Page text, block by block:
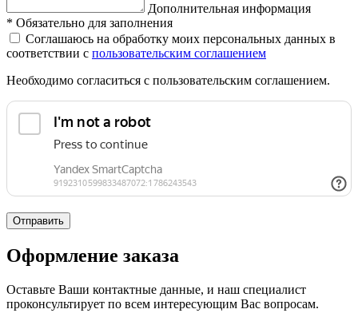
Дополнительная информация
* Обязательно для заполнения
Соглашаюсь на обработку моих персональных данных в
соответствии с пользовательским соглашением
Необходимо согласиться с пользовательским соглашением.
Отправить
Оформление заказа
Оставьте Ваши контактные данные, и наш специалист
проконсультирует по всем интересующим Вас вопросам.